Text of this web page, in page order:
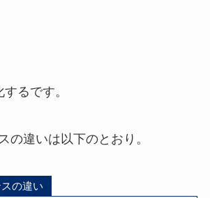
るです。
の違いは以下のとおり。
の違い